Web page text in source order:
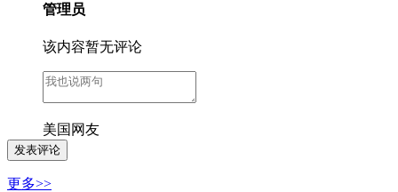
管理员
该内容暂无评论
美国网友
更多>>